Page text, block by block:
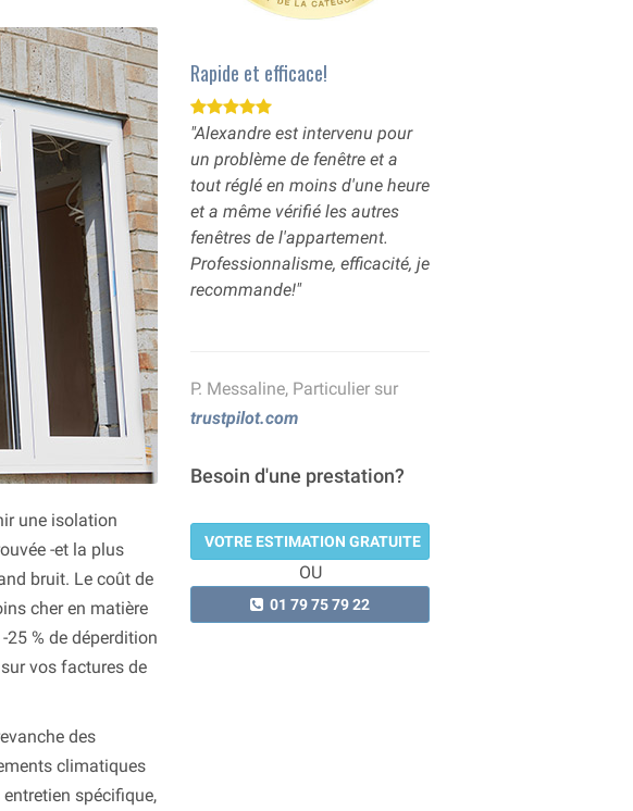
une isolation
-et la plus
bruit. Le coût de
cher en matière
% de déperdition
vos factures de
des
climatiques
spécifique,
Rapide et efficace!
"Alexandre est intervenu pour
un problème de fenêtre et a
tout réglé en moins d'une heure
et a même vérifié les autres
fenêtres de l'appartement.
Professionnalisme, efficacité, je
recommande!"
P. Messaline, Particulier sur
trustpilot.com
Besoin d'une prestation?
VOTRE ESTIMATION GRATUITE
OU
01 79 75 79 22